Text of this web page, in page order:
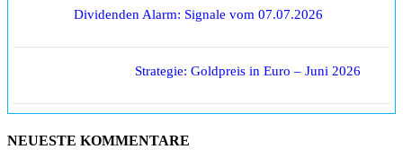
Dividenden Alarm: Signale vom 07.07.2026
Strategie: Goldpreis in Euro – Juni 2026
NEUESTE KOMMENTARE